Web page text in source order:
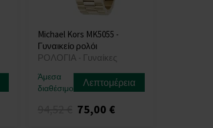
Michael Kors MK5055 -
Γυναικείο ρολόι
ΡΟΛΟΓΙΑ - Γυναίκες
Άμεσα
διαθέσιμο
Λεπτομέρεια
75,00 €